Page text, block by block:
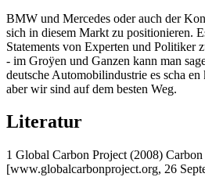
BMW und Mercedes oder auch der
sich in diesem Markt zu positionieren.
Statements von Experten und Politiker
- im Groÿen und Ganzen kann man
deutsche Automobilindustrie es scha
aber wir sind auf dem besten Weg.
Literatur
1 Global Carbon Project (2008)
[www.globalcarbonproject.org, 26